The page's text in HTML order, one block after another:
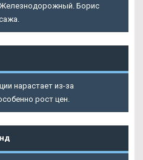
Железнодорожный. Борис
нарастает из-за
рост цен.